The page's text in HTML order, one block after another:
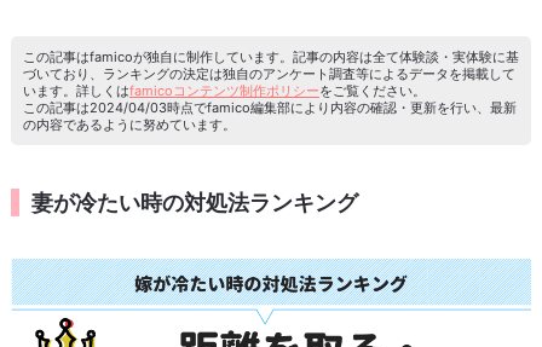
この記事はfamicoが独自に制作しています。記事の内容は全て体験談・実体験に基
づいており、ランキングの決定は独自のアンケート調査等によるデータを掲載して
います。詳しくはfamicoコンテンツ制作ポリシーをご覧ください。
この記事は2024/04/03時点でfamico編集部により内容の確認・更新を行い、最新
の内容であるように努めています。
妻が冷たい時の対処法ランキング